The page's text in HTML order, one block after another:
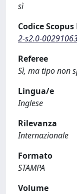
sì
Codice Scopus
2-s2.0-
Referee
Sì, ma tipo non
Lingua/e
Inglese
Rilevanza
Internazionale
Formato
STAMPA
Volume